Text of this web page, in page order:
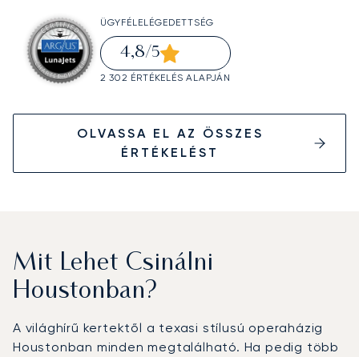
ÜGYFÉLELÉGEDETTSÉG
4,8/5
2 302 ÉRTÉKELÉS ALAPJÁN
OLVASSA EL AZ ÖSSZES
ÉRTÉKELÉST
Mit Lehet Csinálni
Houstonban?
A világhírű kertektől a texasi stílusú operaházig
Houstonban minden megtalálható. Ha pedig több